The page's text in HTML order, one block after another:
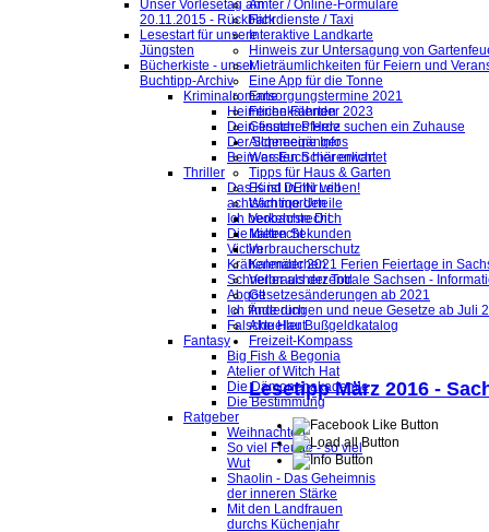
Unser Vorlesetag am
20.11.2015 - Rückblick
Lesestart für unsere
Jüngsten
Bücherkiste - unser
Buchtipp-Archiv
Kriminalromane
Heimliche Fährten
Dein finsteres Herz
Der Schneegänger
Beim ersten Schärenlicht
Thriller
Das Kind in mir will
achtsam morden
Ich beobachte Dich
Die kalten Sekunden
Victim
Krähenmädchen
Schneller als der Tod
Abgott
Ich finde dich
Falsche Haut
Fantasy
Big Fish & Begonia
Atelier of Witch Hat
Die Dämonenakademie
Die Bestimmung
Ratgeber
Weihnachten
So viel Freude - so viel
Wut
Shaolin - Das Geheimnis
der inneren Stärke
Mit den Landfrauen
durchs Küchenjahr
Ämter / Online-Formulare
Fahrdienste / Taxi
Interaktive Landkarte
Hinweis zur Untersagung von
Mieträumlichkeiten für Feiern und
Eine App für die Tonne
Entsorgungstermine 2021
Ferienkalender 2023
Gesuch: Pferde suchen ein Zuhause
Allgemeine Infos
Was Euch hier erwartet
Tipps für Haus & Garten
Es ist DEIN Leben!
Wichtige Urteile
Verkehrsrecht
Mietrecht
Verbraucherschutz
Kalender 2021 Ferien Feiertage in
Verbraucherzentrale Sachsen -
Gesetzesänderungen ab 2021
Änderungen und neue Gesetze ab Juli
Aktueller Bußgeldkatalog
Freizeit-Kompass
Lesetipp März 2016 -